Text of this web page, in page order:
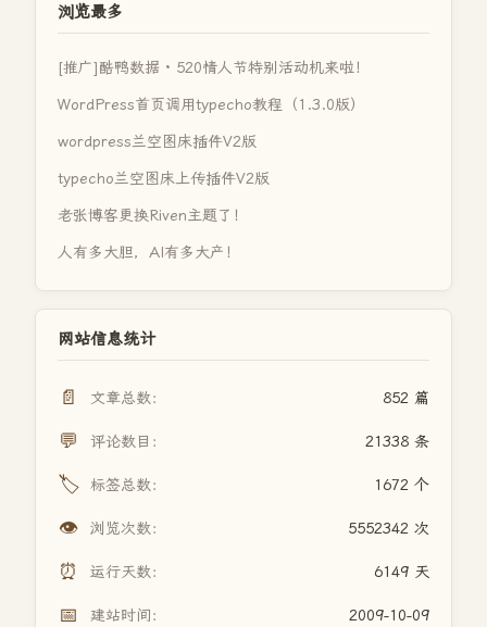
浏览最多
[推广]酷鸭数据 · 520情人节特别活动机来啦！
WordPress首页调用typecho教程（1.3.0版）
wordpress兰空图床插件V2版
typecho兰空图床上传插件V2版
老张博客更换Riven主题了！
人有多大胆，AI有多大产！
网站信息统计
📄 文章总数： 852 篇
💬 评论数目： 21338 条
🏷️ 标签总数： 1672 个
👁️ 浏览次数： 5552342 次
⏰ 运行天数： 6149 天
📅 建站时间： 2009-10-09